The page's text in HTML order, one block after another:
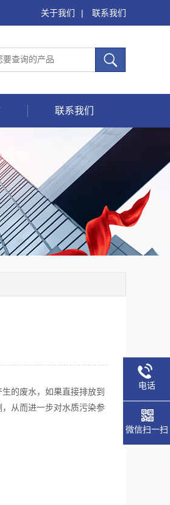
关于我们 | 联系我们
联系我们
的废水，如果直接排放到
从而进一步对水质污染参
电话
微信扫一扫